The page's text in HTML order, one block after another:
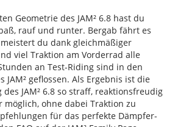
Geometrie des JAM² 6.8 hast du
rauf und runter. Bergab fährt es
du dank gleichmäßiger
viel Traktion am Vorderrad alle
an Test-Riding sind in den
JAM² geflossen. Als Ergebnis ist die
JAM² 6.8 so straff, reaktionsfreudig
ohne dabei Traktion zu
für das perfekte Dämpfer-